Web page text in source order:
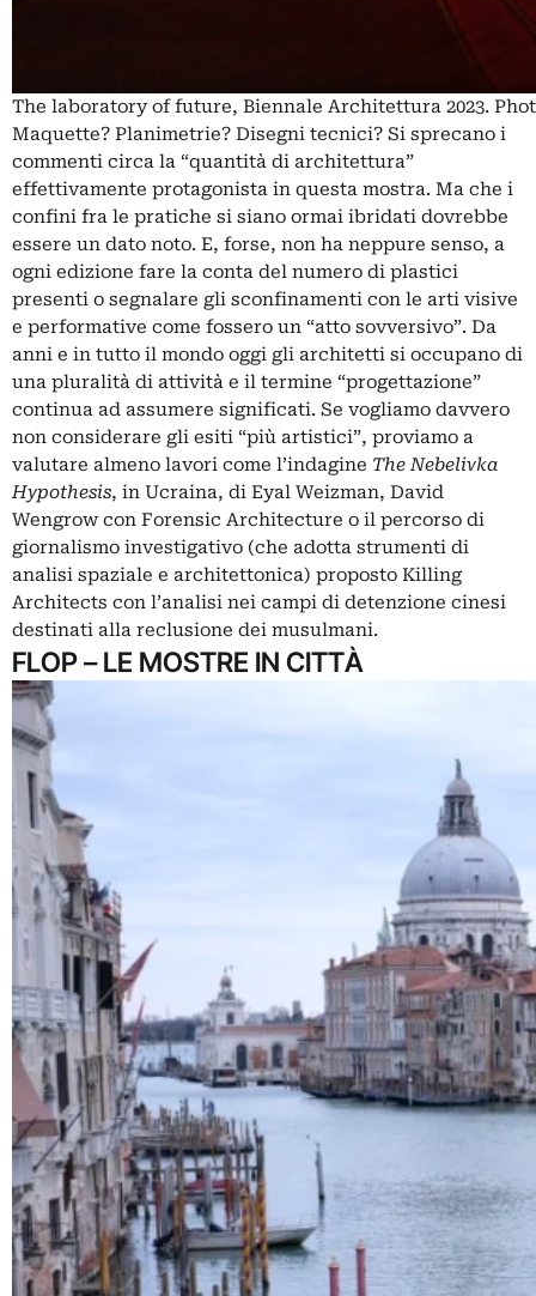
The laboratory of future, Biennale Architettura 2023.
Maquette? Planimetrie? Disegni tecnici? Si sprecano i
commenti circa la “quantità di architettura”
effettivamente protagonista in questa mostra. Ma che i
confini fra le pratiche si siano ormai ibridati dovrebbe
essere un dato noto. E, forse, non ha neppure senso, a
ogni edizione fare la conta del numero di plastici
presenti o segnalare gli sconfinamenti con le arti visive
e performative come fossero un “atto sovversivo”. Da
anni e in tutto il mondo oggi gli architetti si occupano di
una pluralità di attività e il termine “progettazione”
continua ad assumere significati. Se vogliamo davvero
non considerare gli esiti “più artistici”, proviamo a
valutare almeno lavori come l’indagine The Nebelivka
Hypothesis, in Ucraina, di Eyal Weizman, David
Wengrow con Forensic Architecture o il percorso di
giornalismo investigativo (che adotta strumenti di
analisi spaziale e architettonica) proposto Killing
Architects con l’analisi nei campi di detenzione cinesi
destinati alla reclusione dei musulmani.
FLOP – LE MOSTRE IN CITTÀ